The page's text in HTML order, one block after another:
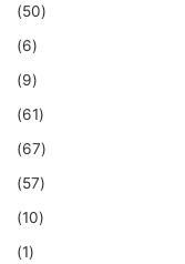
(50)
(6)
(9)
(61)
(67)
(57)
(10)
(1)